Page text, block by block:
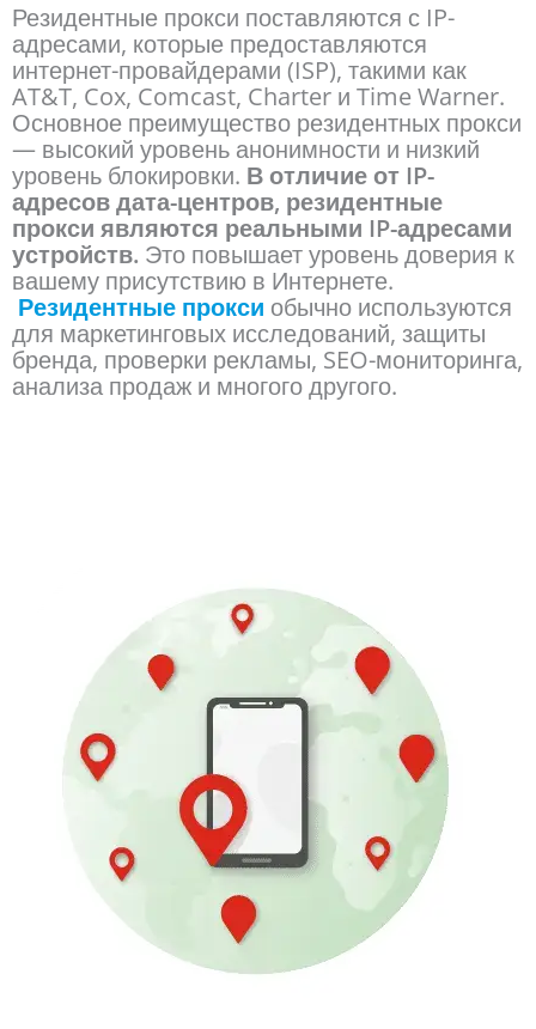
Резидентные прокси поставляются с IP-
адресами, которые предоставляются
интернет-провайдерами (ISP), такими как
AT&T, Cox, Comcast, Charter и Time Warner.
Основное преимущество резидентных прокси
— высокий уровень анонимности и низкий
уровень блокировки. В отличие от IP-
адресов дата-центров, резидентные
прокси являются реальными IP-адресами
устройств. Это повышает уровень доверия к
вашему присутствию в Интернете.
Резидентные прокси обычно используются
для маркетинговых исследований, защиты
бренда, проверки рекламы, SEO-мониторинга,
анализа продаж и многого другого.